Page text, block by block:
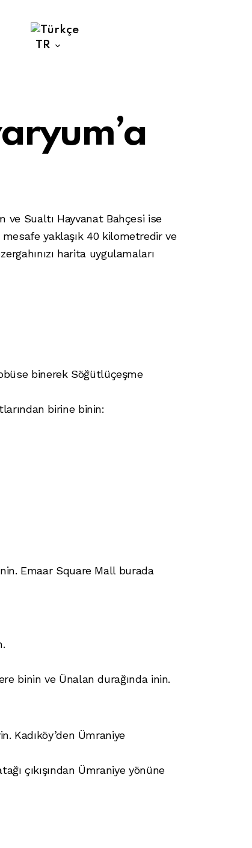
TR
ve Sualtı Hayvanat Bahçesi ise
mesafe yaklaşık 40 kilometredir ve
harita uygulamaları
binerek Söğütlüçeşme
birine binin:
Emaar Square Mall burada
binin ve Ünalan durağında inin.
Kadıköy’den Ümraniye
çıkışından Ümraniye yönüne